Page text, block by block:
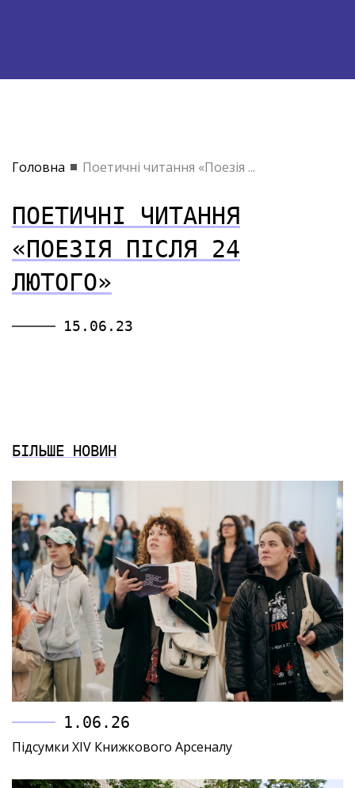
Головна Поетичні читання «Поезія ...
ПОЕТИЧНІ ЧИТАННЯ
«ПОЕЗІЯ ПІСЛЯ 24
ЛЮТОГО»
15.06.23
БІЛЬШЕ НОВИН
1.06.26
Підсумки XIV Книжкового Арсеналу